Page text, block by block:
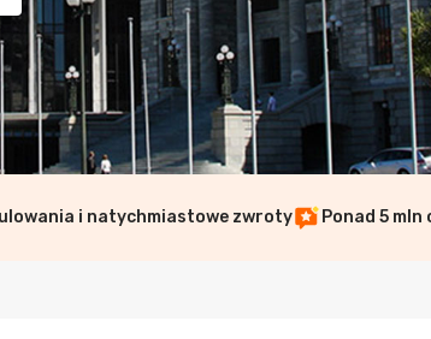
i natychmiastowe zwroty Ponad 5